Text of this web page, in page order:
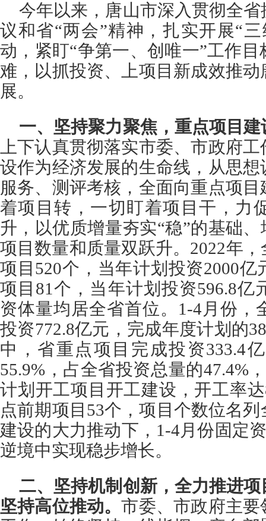
今年以来，唐山市深入贯彻全
议和省“两会”精神，扎实开展“
动，紧盯“争第一、创唯一”工作
难，以抓投资、上项目新成效推
展。
一、坚持聚力聚焦，重点项目
上下认真贯彻落实市委、市政府
设作为经济发展的生命线，从思
服务、测评考核，全面向重点项
着项目转，一切盯着项目干，力
升，以优质增量夯实“稳”的基础
项目数量和质量双跃升。2022年
项目520个，当年计划投资2000
项目81个，当年计划投资596.8亿
资体量均居全省首位。1-4月份，
投资772.8亿元，完成年度计划的
中，省重点项目完成投资333.4
55.9%，占全省投资总量的47.4%
计划开工项目开工建设，开工率
点前期项目53个，项目个数位名列
建设的大力推动下，1-4月份固定
逆境中实现稳步增长。
二、坚持机制创新，全力推进
坚持高位推动。市委、市政府主